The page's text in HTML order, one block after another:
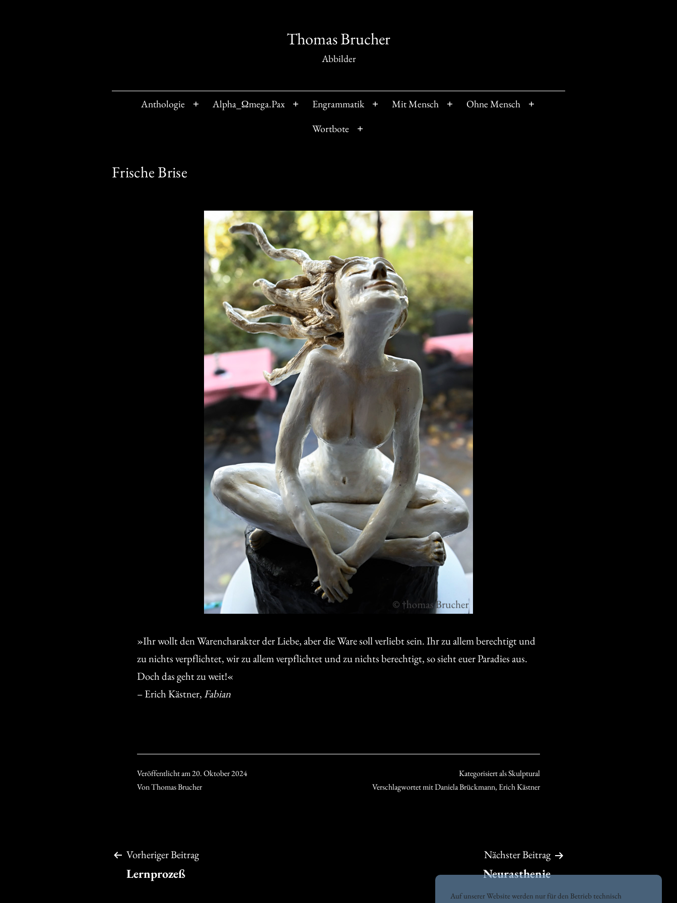
Thomas Brucher
Abbilder
Anthologie
Menü
Alpha_Ωmega.Pax
Menü
öffnen
Engrammatik
Menü
Mit Mensch
Menü
Ohne Mensch
Menü
Wortbote
Menü
Frische Brise
»Ihr wollt den Warencharakter der Liebe, aber die Ware soll verliebt sein. Ihr zu allem berechtigt und
zu nichts verpflichtet, wir zu allem verpflichtet und zu nichts berechtigt, so sieht euer Paradies aus.
Doch das geht zu weit!«
– Erich Kästner, Fabian
Veröffentlicht am20. Oktober 2024
VonThomas Brucher
Kategorisiert alsSkulptural
Verschlagwortet mitDaniela Brückmann,Erich Kästner
Beitragsnavigation
Vorheriger Beitrag
Lernprozeß
Nächster Beitrag
Neurasthenie
Auf unserer Website werden nur für den Betrieb technisch